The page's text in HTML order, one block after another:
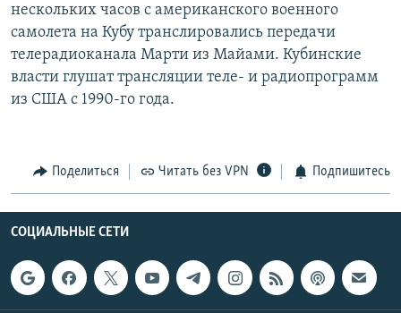
СОЦИАЛЬНЫЕ СЕТИ
нескольких часов с американского военного
самолета на Кубу транслировались передачи
телерадиоканала Марти из Майами. Кубинские
власти глушат трансляции теле- и радиопрограмм
из США с 1990-го года.
Поделиться Читать без VPN Подпишитесь
СОЦИАЛЬНЫЕ СЕТИ